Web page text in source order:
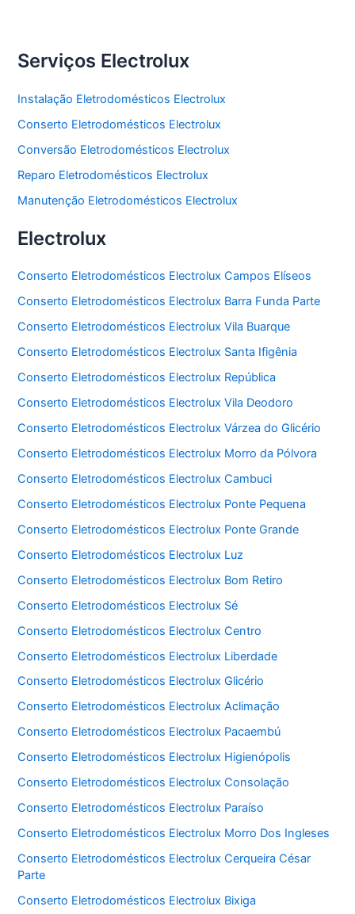
Serviços Electrolux
Instalação Eletrodomésticos Electrolux
Conserto Eletrodomésticos Electrolux
Conversão Eletrodomésticos Electrolux
Reparo Eletrodomésticos Electrolux
Manutenção Eletrodomésticos Electrolux
Electrolux
Conserto Eletrodomésticos Electrolux Campos Elíseos
Conserto Eletrodomésticos Electrolux Barra Funda Parte
Conserto Eletrodomésticos Electrolux Vila Buarque
Conserto Eletrodomésticos Electrolux Santa Ifigênia
Conserto Eletrodomésticos Electrolux República
Conserto Eletrodomésticos Electrolux Vila Deodoro
Conserto Eletrodomésticos Electrolux Várzea do Glicério
Conserto Eletrodomésticos Electrolux Morro da Pólvora
Conserto Eletrodomésticos Electrolux Cambuci
Conserto Eletrodomésticos Electrolux Ponte Pequena
Conserto Eletrodomésticos Electrolux Ponte Grande
Conserto Eletrodomésticos Electrolux Luz
Conserto Eletrodomésticos Electrolux Bom Retiro
Conserto Eletrodomésticos Electrolux Sé
Conserto Eletrodomésticos Electrolux Centro
Conserto Eletrodomésticos Electrolux Liberdade
Conserto Eletrodomésticos Electrolux Glicério
Conserto Eletrodomésticos Electrolux Aclimação
Conserto Eletrodomésticos Electrolux Pacaembú
Conserto Eletrodomésticos Electrolux Higienópolis
Conserto Eletrodomésticos Electrolux Consolação
Conserto Eletrodomésticos Electrolux Paraíso
Conserto Eletrodomésticos Electrolux Morro Dos Ingleses
Conserto Eletrodomésticos Electrolux Cerqueira César
Parte
Conserto Eletrodomésticos Electrolux Bixiga